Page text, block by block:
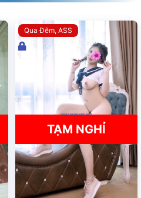
Qua Đêm ASS
Đ
ó
TẠM NGHỈ